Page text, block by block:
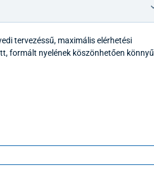
tervezéssű, maximális elérhetési
formált nyelének köszönhetően könnyű